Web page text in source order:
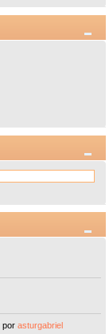
porasturgabriel